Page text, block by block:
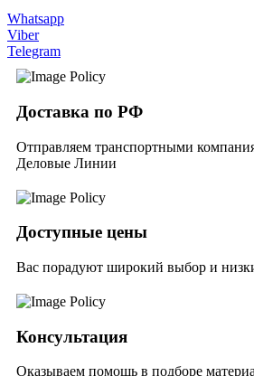
Whatsapp
Viber
Telegram
Доставка по РФ
Отправляем транспортными
Деловые Линии
Доступные цены
Вас порадуют широкий выбор и
Консультация
Оказываем помощь в подборе